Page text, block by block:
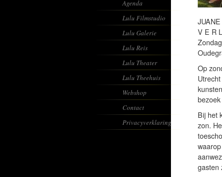
Agenda
Lulu Filmstudio
Lulu Galerie
Lulu Reis
Lulu Theater
Lulu Theehuis
Webshop
Contact
Privacyverklaring
V E R
Op
Bij het
zon.
gasten